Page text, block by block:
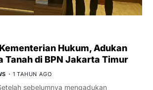
Hukum, Adukan
Tanah di BPN Jakarta Timur
1 TAHUN AGO
sebelumnya mengadukan